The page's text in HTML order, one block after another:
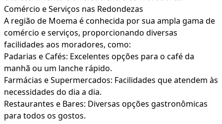
Comércio e Serviços nas Redondezas
A região de Moema é conhecida por sua ampla gama de
comércio e serviços, proporcionando diversas
facilidades aos moradores, como:
Padarias e Cafés: Excelentes opções para o café da
manhã ou um lanche rápido.
Farmácias e Supermercados: Facilidades que atendem às
necessidades do dia a dia.
Restaurantes e Bares: Diversas opções gastronômicas
para todos os gostos.